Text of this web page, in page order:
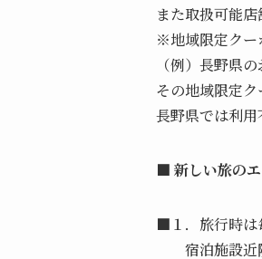
また取扱可能
※地域限定クー
（例）長野県
その地域限定ク
長野県では利用
■ 新しい旅の
■ １．旅行時
宿泊施設近隣